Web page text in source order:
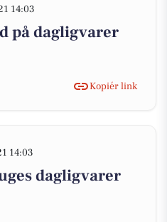
14:03
på dagligvarer
Kopiér link
14:03
dagligvarer